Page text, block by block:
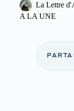
La Lettre
A LA UNE